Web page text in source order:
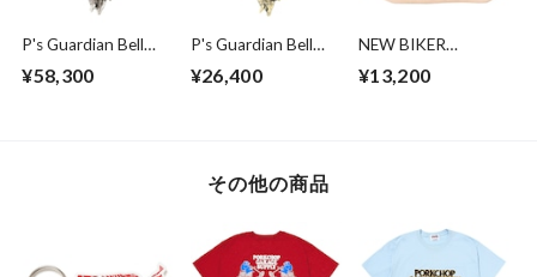
P's Guardian Bell
¥58,300
P's Guardian Bell
¥26,400
NEW BIKER
¥13,200
その他の商品